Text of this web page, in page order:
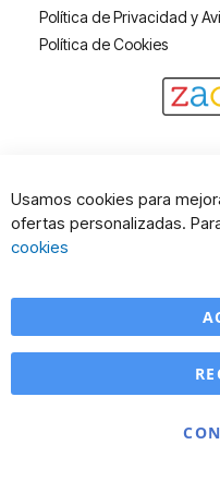
Política de Privacidad y
Política de Cookies
Usamos cookies para
ofertas personalizadas.
cookies